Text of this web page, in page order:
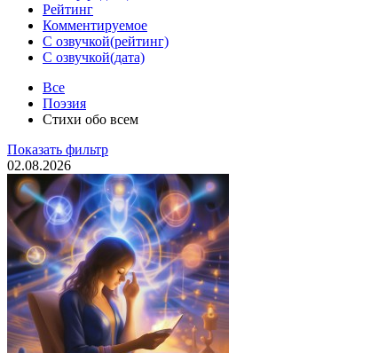
Рейтинг
Комментируемое
С озвучкой(рейтинг)
С озвучкой(дата)
Все
Поэзия
Стихи обо всем
Показать фильтр
02.08.2026